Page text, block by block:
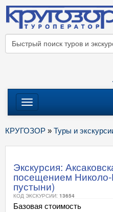
Меню
КРУГОЗОР » Туры и
Экскурсия:
посещением Николо-
пустыни)
КОД ЭКСКУРСИИ: 13654
Базовая стоимость